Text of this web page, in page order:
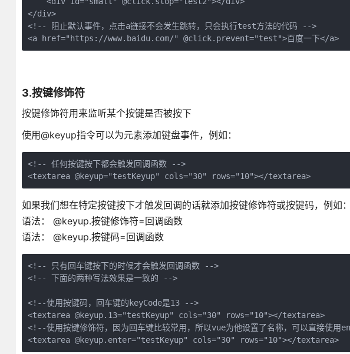
</div>
<!-- 阻止默认事件，点击a链接不会发生跳转，只会执行test方法的代码 -->
<a href="https://www.baidu.com/" @click.prevent="test">百度一下</a>
3.按键修饰符
按键修饰符用来监听某个按键是否被按下
使用@keyup指令可以为元素添加键盘事件，例如：
<!-- 任何按键按下都会触发回调函数 -->
<textarea @keyup="testKeyup" cols="30" rows="10"></textarea>
如果我们想在特定按键按下才触发回调的话就添加按键修饰符或按键码，例如：
语法： @keyup.按键修饰符=回调函数
语法： @keyup.按键码=回调函数
<!-- 只有回车键按下的时候才会触发回调函数 -->
<!-- 下面的两种写法效果是一致的 -->
<!--使用按键码，回车键的keyCode是13 -->
<textarea @keyup.13="testKeyup" cols="30" rows="10"></textarea>
<!--使用按键修饰符，因为回车键比较常用，所以vue为他设置了名称，可以直接使
<textarea @keyup.enter="testKeyup" cols="30" rows="10"></textarea>